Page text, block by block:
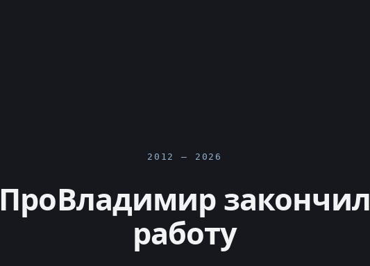
2012 — 2026
ПроВладимир закончил
работу